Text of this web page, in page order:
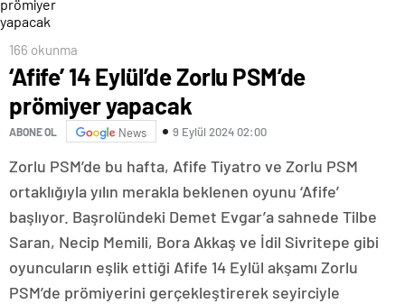
166 okunma
‘Afife’ 14 Eylül’de Zorlu PSM’de
prömiyer yapacak
ABONE OL News 9 Eylül 2024 02:00
Zorlu PSM’de bu hafta, Afife Tiyatro ve Zorlu PSM
ortaklığıyla yılın merakla beklenen oyunu ‘Afife’
başlıyor. Başrolündeki Demet Evgar’a sahnede Tilbe
Saran, Necip Memili, Bora Akkaş ve İdil Sivritepe gibi
oyuncuların eşlik ettiği Afife 14 Eylül akşamı Zorlu
PSM’de prömiyerini gerçekleştirerek seyirciyle